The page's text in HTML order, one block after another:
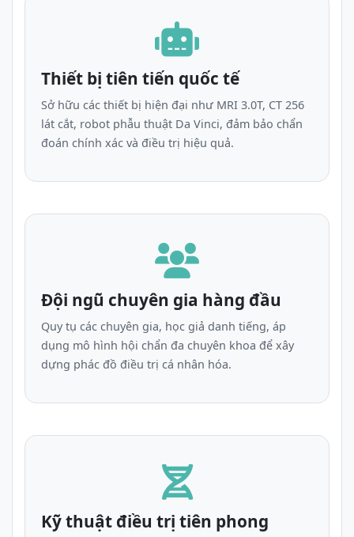
Thiết bị tiên tiến quốc tế
Sở hữu các thiết bị hiện đại như MRI 3.0T, CT 256
lát cắt, robot phẫu thuật Da Vinci, đảm bảo chẩn
đoán chính xác và điều trị hiệu quả.
Đội ngũ chuyên gia hàng đầu
Quy tụ các chuyên gia, học giả danh tiếng, áp
dụng mô hình hội chẩn đa chuyên khoa để xây
dựng phác đồ điều trị cá nhân hóa.
Kỹ thuật điều trị tiên phong